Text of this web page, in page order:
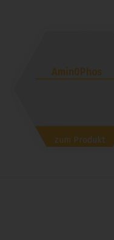
Amin0Phos
zum Produkt